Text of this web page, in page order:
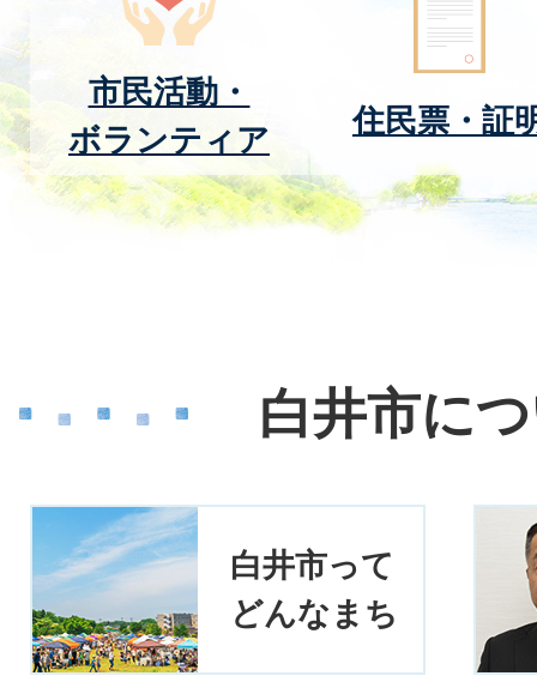
市民活動・
ボランティア
住民票・証
白井市に
白井市って
どんなまち